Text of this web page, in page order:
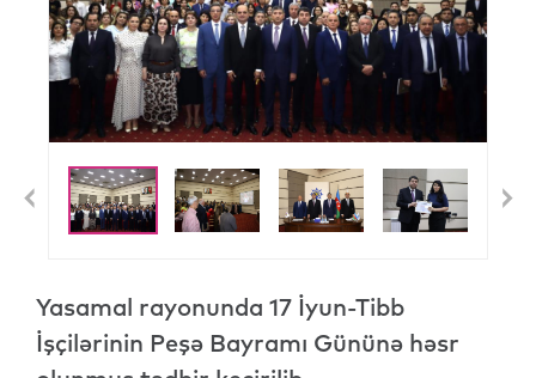
Previous
Yasamal rayonunda 17 İyun-Tibb
İşçilərinin Peşə Bayramı Gününə həsr